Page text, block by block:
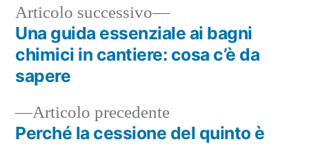
Navigazione
articoli
Articolo precedenteArticolo
precedente:
Perché la cessione del quinto è
Articolo successivo
Articolo
successivo:
Una guida essenziale ai bagni
chimici in cantiere: cosa c’è da
sapere